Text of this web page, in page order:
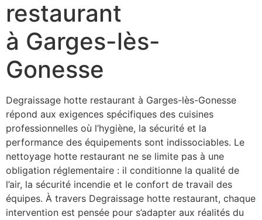
restaurant
à Garges-lès-
Gonesse
Degraissage hotte restaurant à Garges-lès-Gonesse
répond aux exigences spécifiques des cuisines
professionnelles où l’hygiène, la sécurité et la
performance des équipements sont indissociables. Le
nettoyage hotte restaurant ne se limite pas à une
obligation réglementaire : il conditionne la qualité de
l’air, la sécurité incendie et le confort de travail des
équipes. À travers Degraissage hotte restaurant, chaque
intervention est pensée pour s’adapter aux réalités du